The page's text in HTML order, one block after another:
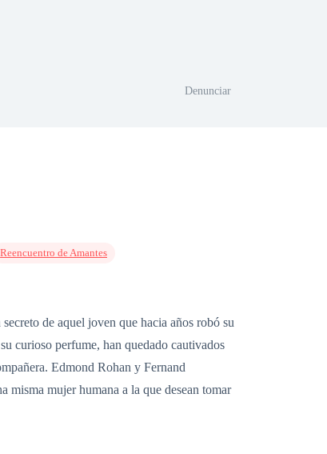
Denunciar
Reencuentro de Amantes
de aquel joven que hacia años robó su
curioso perfume, han quedado cautivados
Edmond Rohan y Fernand
misma mujer humana a la que desean tomar